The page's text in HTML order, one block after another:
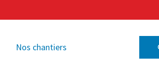
Nos chantiers